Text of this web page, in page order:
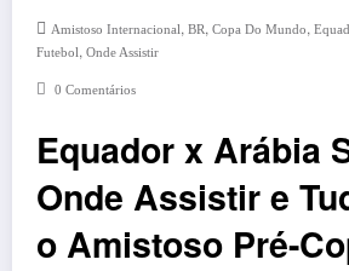
Amistoso Internacional, BR, Copa Do Mundo,
Futebol, Onde Assistir
0 Comentários
Equador x Arábia
Onde Assistir e
o Amistoso Pré-